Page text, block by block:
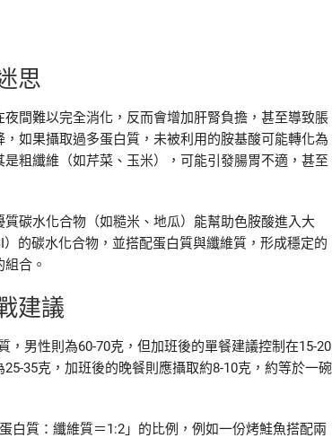
思
間難以完全消化，反而會增加肝腎負擔，甚至導致脹
如果攝取過多蛋白質，未被利用的胺基酸可能轉化為
粗纖維（如芹菜、玉米），可能引發腸胃不適，甚至
碳水化合物（如糙米、地瓜）能幫助色胺酸進入大
的碳水化合物，並搭配蛋白質與纖維質，形成穩定的
合。
建議
男性則為60-70克，但加班後的單餐建議控制在15-20
35克，加班後的晚餐則應攝取約8-10克，約等於一碗
白質：纖維質＝1:2」的比例，例如一份烤鮭魚搭配兩